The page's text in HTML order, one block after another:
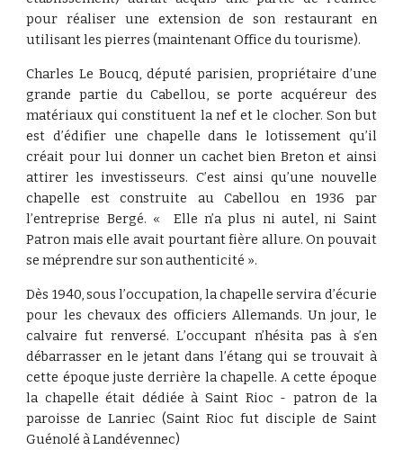
pour réaliser une extension de son restaurant en
utilisant les pierres (maintenant Office du tourisme).
Charles Le Boucq, député parisien, propriétaire d’une
grande partie du Cabellou, se porte acquéreur des
matériaux qui constituent la nef et le clocher. Son but
est d’édifier une chapelle dans le lotissement qu’il
créait pour lui donner un cachet bien Breton et ainsi
attirer les investisseurs. C’est ainsi qu’une nouvelle
chapelle est construite au Cabellou en 1936 par
l’entreprise Bergé. « Elle n’a plus ni autel, ni Saint
Patron mais elle avait pourtant fière allure. On pouvait
se méprendre sur son authenticité ».
Dès 1940, sous l’occupation, la chapelle servira d’écurie
pour les chevaux des officiers Allemands. Un jour, le
calvaire fut renversé. L’occupant n’hésita pas à s’en
débarrasser en le jetant dans l’étang qui se trouvait à
cette époque juste derrière la chapelle. A cette époque
la chapelle était dédiée à Saint Rioc - patron de la
paroisse de Lanriec (Saint Rioc fut disciple de Saint
Guénolé à Landévennec)